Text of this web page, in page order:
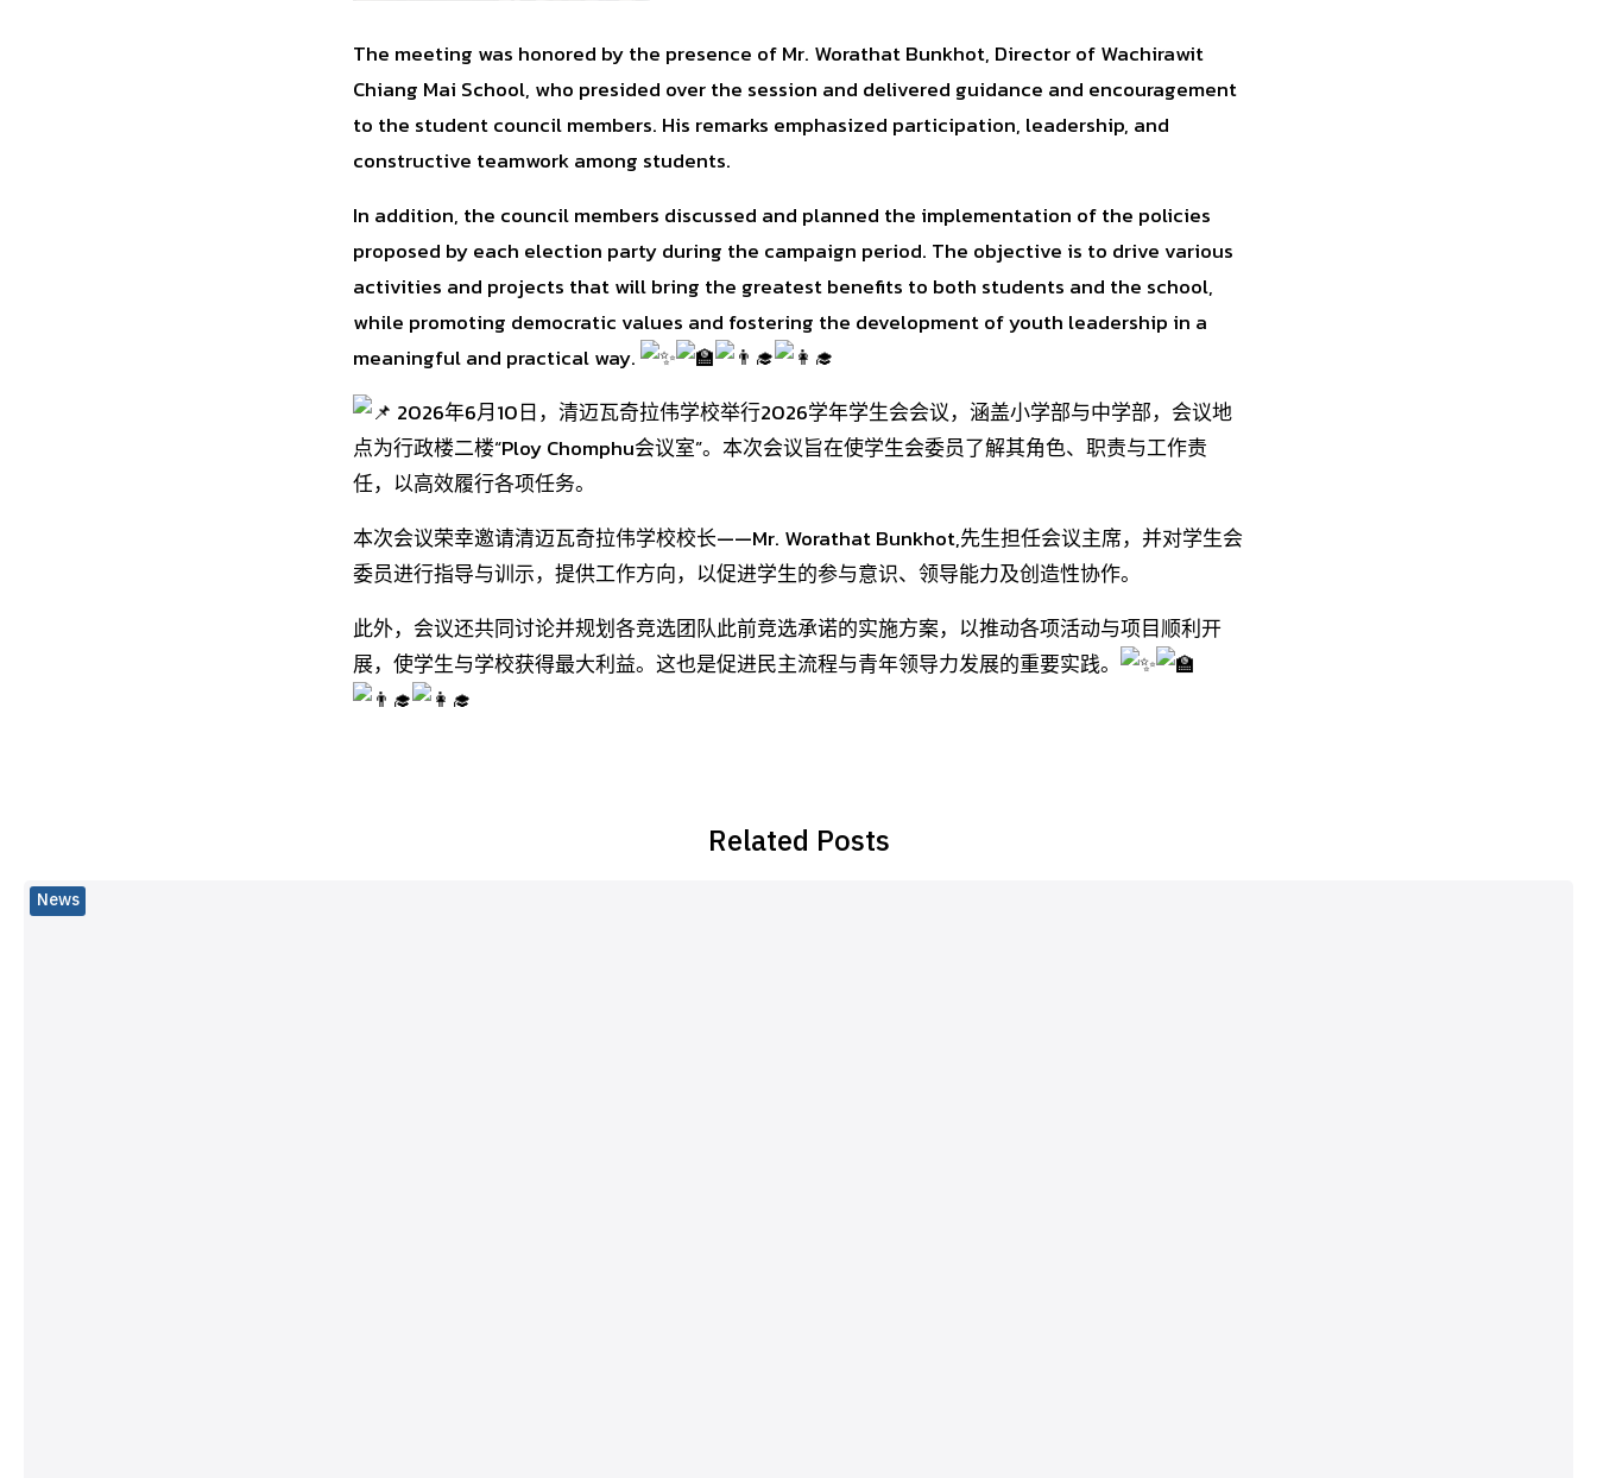
The meeting was honored by the presence of Mr. Worathat Bunkhot, Director of Wachirawit
Chiang Mai School, who presided over the session and delivered guidance and encouragement
to the student council members. His remarks emphasized participation, leadership, and
constructive teamwork among students.
In addition, the council members discussed and planned the implementation of the policies
proposed by each election party during the campaign period. The objective is to drive various
activities and projects that will bring the greatest benefits to both students and the school,
while promoting democratic values and fostering the development of youth leadership in a
meaningful and practical way.
2026年6月10日，清迈瓦奇拉伟学校举行2026学年学生会会议，涵盖小学部与中学部，会议地
点为行政楼二楼“Ploy Chomphu会议室”。本次会议旨在使学生会委员了解其角色、职责与工作责
任，以高效履行各项任务。
本次会议荣幸邀请清迈瓦奇拉伟学校校长——Mr. Worathat Bunkhot,先生担任会议主席，并对学生会
委员进行指导与训示，提供工作方向，以促进学生的参与意识、领导能力及创造性协作。
此外，会议还共同讨论并规划各竞选团队此前竞选承诺的实施方案，以推动各项活动与项目顺利开
展，使学生与学校获得最大利益。这也是促进民主流程与青年领导力发展的重要实践。
Related Posts
News